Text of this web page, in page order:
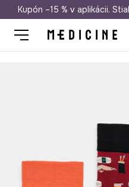
Doprava
Kupón –15 % v aplikácii.